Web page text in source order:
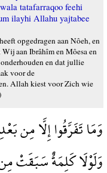
tatafarraqoo feehi
ilayhi Allahu yajtabee
opgedragen aan Nôeh, en
aan Ibrâhîm en Môesa en
en dat jullie
voor de
Allah kiest voor Zich wie
وَمَا تَفَرَّقُوا إِلَّا مِن
وَلَوْلَا كَلِمَةٌ